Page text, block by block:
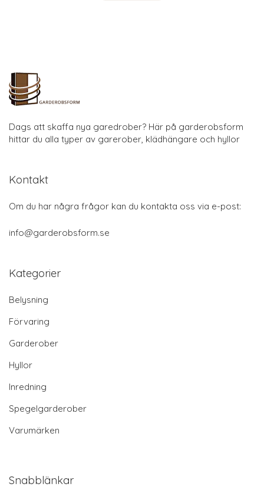
Dags att skaffa nya garedrober? Här på garderobsform
hittar du alla typer av garerober, klädhängare och hyllor
Kontakt
Om du har några frågor kan du kontakta oss via e-post:
info@garderobsform.se
Kategorier
Belysning
Förvaring
Garderober
Hyllor
Inredning
Spegelgarderober
Varumärken
Snabblänkar